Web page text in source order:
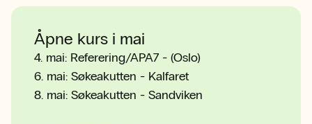
Åpne kurs i mai
4. mai: Referering/APA7 - (Oslo)
6. mai: Søkeakutten - Kalfaret
8. mai: Søkeakutten - Sandviken